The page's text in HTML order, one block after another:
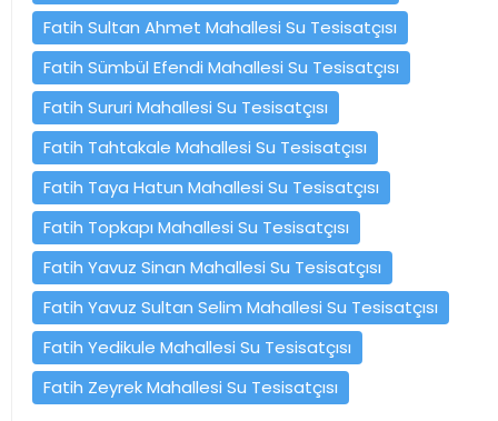
Fatih Sultan Ahmet Mahallesi Su Tesisatçısı
Fatih Sümbül Efendi Mahallesi Su Tesisatçısı
Fatih Sururi Mahallesi Su Tesisatçısı
Fatih Tahtakale Mahallesi Su Tesisatçısı
Fatih Taya Hatun Mahallesi Su Tesisatçısı
Fatih Topkapı Mahallesi Su Tesisatçısı
Fatih Yavuz Sinan Mahallesi Su Tesisatçısı
Fatih Yavuz Sultan Selim Mahallesi Su Tesisatçısı
Fatih Yedikule Mahallesi Su Tesisatçısı
Fatih Zeyrek Mahallesi Su Tesisatçısı